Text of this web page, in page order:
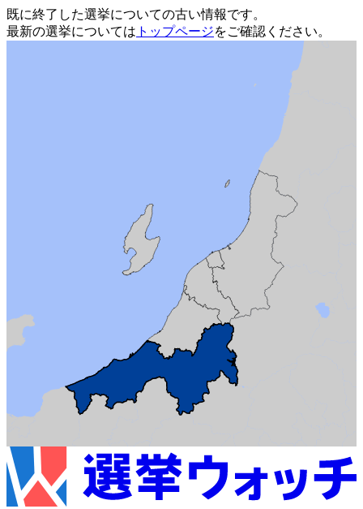
既に終了した選挙についての古い情報です。
最新の選挙については トップページをご確認ください。